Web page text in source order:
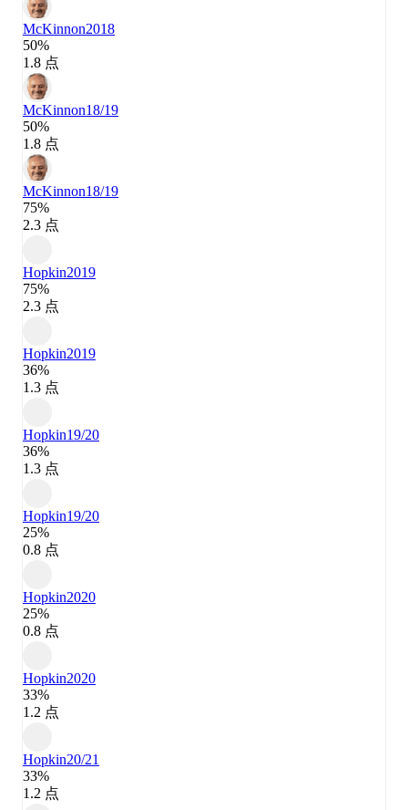
McKinnon2018
50%
1.8 点
McKinnon18/19
50%
1.8 点
McKinnon18/19
75%
2.3 点
Hopkin2019
75%
2.3 点
Hopkin2019
36%
1.3 点
Hopkin19/20
36%
1.3 点
Hopkin19/20
25%
0.8 点
Hopkin2020
25%
0.8 点
Hopkin2020
33%
1.2 点
Hopkin20/21
33%
1.2 点